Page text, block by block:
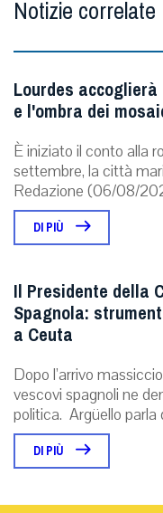
Notizie correlate
Lourdes
e l'ombra dei
È iniziato il conto alla
settembre, la città
Redazione (06/08/
DI PIÙ
Il Presidente della
Spagnola:
a Ceuta
Dopo l’arrivo
vescovi spagnoli ne
politica. Argüello parla
DI PIÙ